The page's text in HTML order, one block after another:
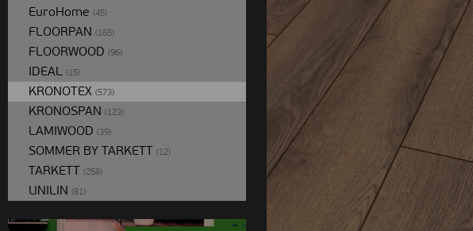
EuroHome (45)
FLOORPAN (165)
FLOORWOOD (96)
IDEAL (15)
KRONOTEX (573)
KRONOSPAN (123)
LAMIWOOD (39)
SOMMER BY TARKETT (12)
TARKETT (258)
UNILIN (81)